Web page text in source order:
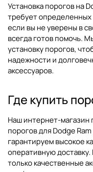
Установка порогов на
требует
если вы не уверены в
всегда готов помочь.
установку порогов,
надежности и
аксессуаров.
Где купить
Наш интернет-магазин
порогов для Dodge
гарантируем высокое
оперативную
только качественные